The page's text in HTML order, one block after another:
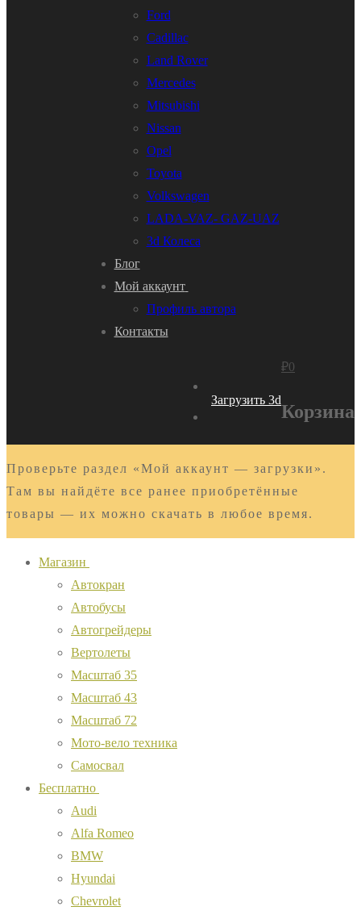
Ford
Cadillac
Land Rover
Mercedes
Mitsubishi
Nissan
Opel
Toyota
Volkswagen
LADA-VAZ- GAZ-UAZ
3d Колеса
Блог
Мой аккаунт
Профиль автора
Контакты
Загрузить 3d
₽0
Корзина
Проверьте раздел «Мой аккаунт — загрузки».
Там вы найдёте все ранее приобретённые
товары — их можно скачать в любое время.
Магазин
Автокран
Автобусы
Автогрейдеры
Вертолеты
Масштаб 35
Масштаб 43
Масштаб 72
Мото-вело техника
Самосвал
Бесплатно
Audi
Alfa Romeo
BMW
Hyundai
Chevrolet